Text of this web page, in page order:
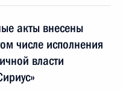
акты внесены
числе исполнения
власти